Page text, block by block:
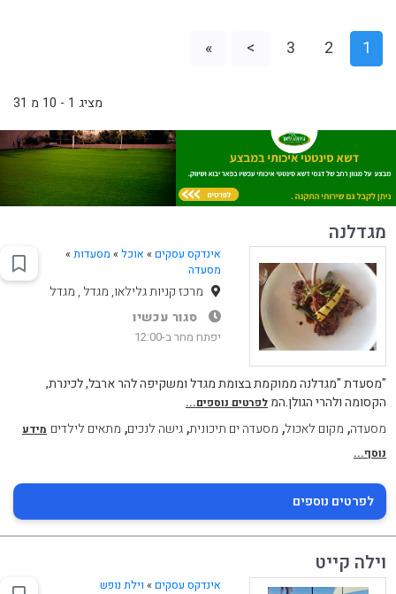
1
2
3
>
»
מציג 1 - 10 מ 31
מגדלנה
אינדקס עסקים » אוכל» מסעדות»
מסעדה
מרכז קניות גלילאו, מגדל , מגדל
סגור עכשיו
יפתח מחר ב-12:00
"מסעדת "מגדלנה ממוקמת בצומת מגדל ומשקיפה להר ארבל, לכינרת,
הקסומה ולהרי הגולן.המ לפרטים נוספים...
מסעדה, מקום לאכול, מסעדה ים תיכונית,גישה לנכים, מתאים לילדים מידע
נוסף...
לפרטים נוספים
וילה קייט
אינדקס עסקים » וילת נופש